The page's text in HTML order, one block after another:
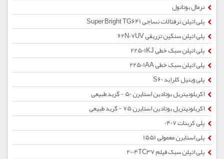
نرمال بوتانول
پلی اتیلن ترفتالات نساجی Super Bright TG641
پلی اتیلن سنگین تزریقی 62N07UV
پلی اتیلن سبک خطی 22501KJ
پلی اتیلن سبک خطی 22501AA
پلی وینیل کلراید S60
اکریلونیتریل بوتادین استایرن 50 - گرید طبیعی
اکریلونیتریل بوتادین استایرن 75 - گرید طبیعی
پلی کربنات 0407
پلی استایرن معمولی 1551
پلی اتیلن سبک فیلم 2004TC37